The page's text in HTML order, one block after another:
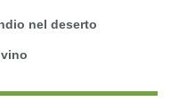
nel deserto